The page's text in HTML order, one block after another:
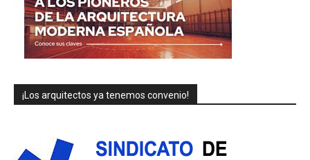
¡Los arquitectos ya tenemos convenio!